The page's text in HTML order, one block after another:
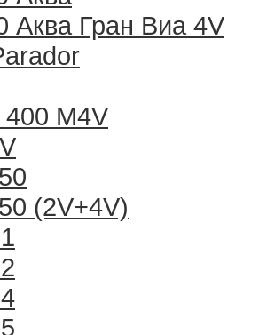
Аква Гран Виа 4V
M4V
(2V+4V)